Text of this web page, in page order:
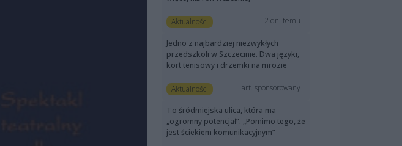
Aktualności 2 dni temu
Jedno z najbardziej niezwykłych
przedszkoli w Szczecinie. Dwa języki,
kort tenisowy i drzemki na mrozie
Aktualności art. sponsorowany
To śródmiejska ulica, która ma
„ogromny potencjał”. „Pomimo tego, że
jest ściekiem komunikacyjnym”